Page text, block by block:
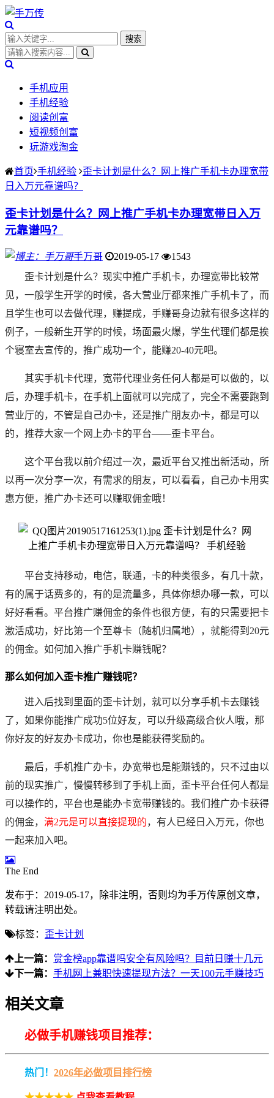
手机应用
手机经验
阅读创富
短视频创富
玩游戏淘金
首页 手机经验
歪卡计划是什么？网上推广手机卡办理宽带
日入万元靠谱吗？
歪卡计划是什么？网上推广手机卡办理宽带日入万
元靠谱吗？
手万哥 2019-05-17
1543
歪卡计划是什么？现实中推广手机卡，办理宽带比较常
见，一般学生开学的时候，各大营业厅都来推广手机卡了，而
且学生也可以去做代理，赚提成，手赚哥身边就有很多这样的
例子，一般新生开学的时候，场面最火爆，学生代理们都是挨
个寝室去宣传的，推广成功一个，能赚20-40元吧。
其实手机卡代理，宽带代理业务任何人都是可以做的，以
后，办理手机卡，在手机上面就可以完成了，完全不需要跑到
营业厅的，不管是自己办卡，还是推广朋友办卡，都是可以
的，推荐大家一个网上办卡的平台——歪卡平台。
这个平台我以前介绍过一次，最近平台又推出新活动，所
以再一次分享一次，有需求的朋友，可以看看，自己办卡用实
惠方便，推广办卡还可以赚取佣金哦！
平台支持移动，电信，联通，卡的种类很多，有几十款，
有的属于话费多的，有的是流量多，具体你想办哪一款，可以
好好看看。平台推广赚佣金的条件也很方便，有的只需要把卡
激活成功，好比第一个至尊卡（随机归属地），就能得到20元
的佣金。 如何加入推广手机卡赚钱呢？
那么如何加入歪卡推广赚钱呢？
进入后找到里面的歪卡计划，就可以分享手机卡去赚钱
了，如果你能推广成功5位好友，可以升级高级合伙人哦，那
你好友的好友办卡成功，你也是能获得奖励的。
最后，手机推广办卡，办宽带也是能赚钱的，只不过由以
前的现实推广，慢慢转移到了手机上面，歪卡平台任何人都是
可以操作的，平台也是能办卡宽带赚钱的。我们推广办卡获得
的佣金， 满2元是可以直接提现的，有人已经日入万元，你也
一起来加入吧。
The End
发布于：2019-05-17，除非注明，否则均为手万传原创文章，
转载请注明出处。
标签： 歪卡计划
上一篇： 赏金榜app靠谱吗安全有风险吗？目前日赚十几元
下一篇： 手机网上兼职快速提现方法？一天100元手赚技巧
相关文章
必做手机赚钱项目推荐：
热门！ 2026年必做项目排行榜